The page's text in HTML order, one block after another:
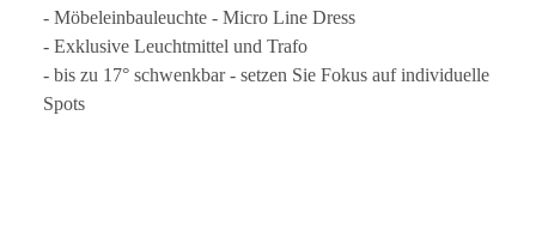
- Möbeleinbauleuchte - Micro Line Dress
- Exklusive Leuchtmittel und Trafo
- bis zu 17° schwenkbar - setzen Sie Fokus auf individuelle
Spots